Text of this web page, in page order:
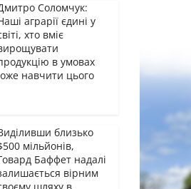
Соломчук:
аграрії єдині у
хто вміє
в умовах
навчити цього
близько
мільйонів,
Баффет надалі
вірним